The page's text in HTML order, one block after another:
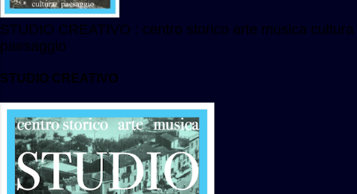
STUDIO CREATIVO : centro storico arte musica cultura
paesaggio
STUDIO CREATIVO